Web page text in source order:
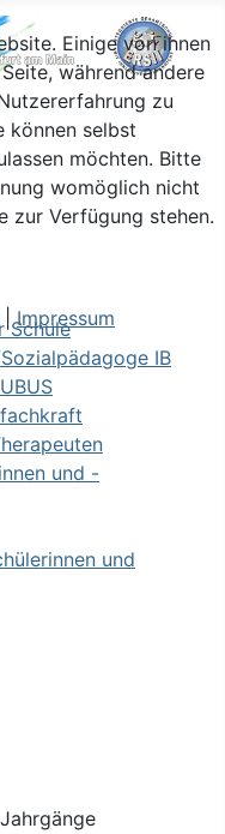
Schule
IB
und -
und
Einige von ihnen
während andere
zu
können selbst
möchten. Bitte
womöglich nicht
zur Verfügung stehen.
|Impressum